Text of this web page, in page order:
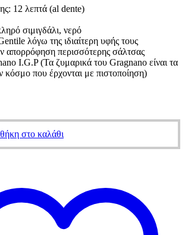
12 λεπτά (al dente)
σιμιγδάλι, νερό
λόγω της ιδιαίτερη υφής τους
απορρόφηση περισσότερης σάλτσας
I.G.P (Τα ζυμαρικά του Gragnano είναι τα
κόσμο που έρχονται με πιστοποίηση)
στο καλάθι